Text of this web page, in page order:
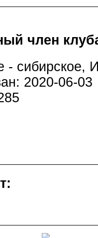
член
- сибирское,
2020-06-03